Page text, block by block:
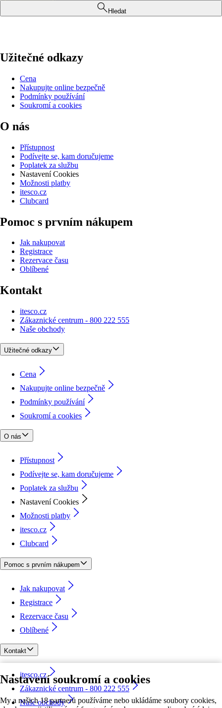
Nastavení soukromí a cookies
My a našich 18 partnerů používáme nebo ukládáme soubory cookies,
Hledat
Užitečné odkazy
Cena
Nakupujte online bezpečně
Podmínky používání
Soukromí a cookies
O nás
Přístupnost
Podívejte se, kam doručujeme
Poplatek za službu
Nastavení Cookies
Možnosti platby
itesco.cz
Clubcard
Pomoc s prvním nákupem
Jak nakupovat
Registrace
Rezervace času
Oblíbené
Kontakt
itesco.cz
Zákaznické centrum - 800 222 555
Naše obchody
Užitečné odkazy
Cena
Nakupujte online bezpečně
Podmínky používání
Soukromí a cookies
O nás
Přístupnost
Podívejte se, kam doručujeme
Poplatek za službu
Nastavení Cookies
Možnosti platby
itesco.cz
Clubcard
Pomoc s prvním nákupem
Jak nakupovat
Registrace
Rezervace času
Oblíbené
Kontakt
itesco.cz
Zákaznické centrum - 800 222 555
Naše obchody